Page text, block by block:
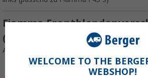
Fiamma
(passend zu Fiamma F45 S)
Art.-Nr.: 110653
WELCOME TO THE
WEBSHOP!